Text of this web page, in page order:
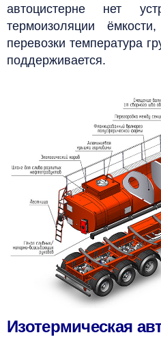
автоцистерне нет
термоизоляции
перевозки температура
поддерживается.
Изотермическая